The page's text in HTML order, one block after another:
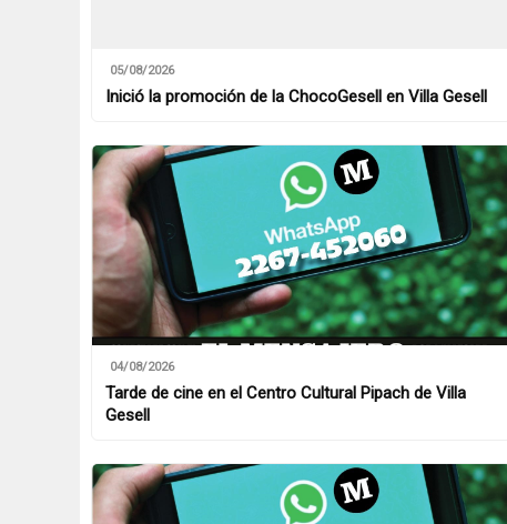
05/08/2026
Inició la promoción de la ChocoGesell en Villa Gesell
04/08/2026
Tarde de cine en el Centro Cultural Pipach de Villa
Gesell